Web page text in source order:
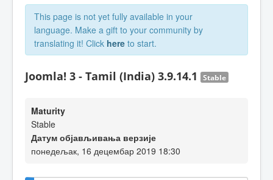
This page is not yet fully available in your
language. Make a gift to your community by
translating it! Click here to start.
Joomla! 3 - Tamil (India) 3.9.14.1 Stable
Maturity
Stable
Датум објављивања верзије
понедељак, 16 децембар 2019 18:30